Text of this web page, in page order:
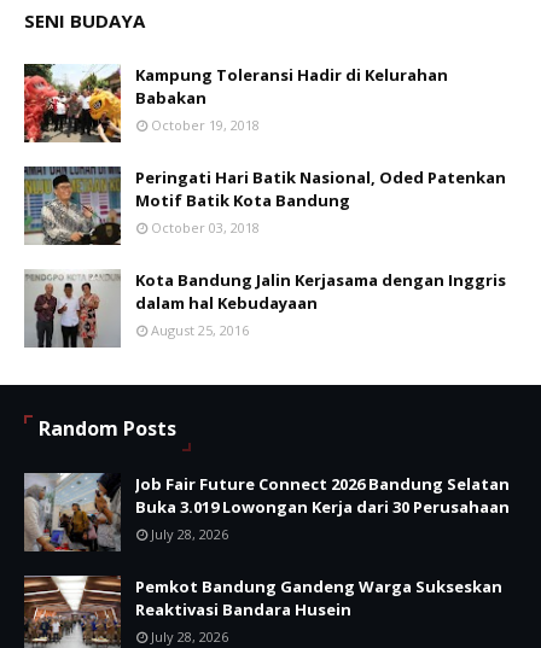
SENI BUDAYA
Kampung Toleransi Hadir di Kelurahan
Babakan
October 19, 2018
Peringati Hari Batik Nasional, Oded Patenkan
Motif Batik Kota Bandung
October 03, 2018
Kota Bandung Jalin Kerjasama dengan Inggris
dalam hal Kebudayaan
August 25, 2016
Random Posts
Job Fair Future Connect 2026 Bandung Selatan
Buka 3.019 Lowongan Kerja dari 30 Perusahaan
July 28, 2026
Pemkot Bandung Gandeng Warga Sukseskan
Reaktivasi Bandara Husein
July 28, 2026